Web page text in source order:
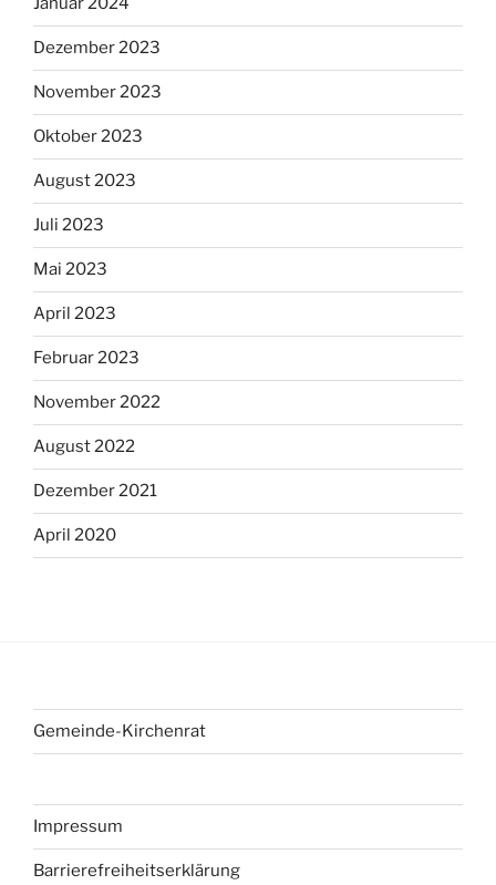
Dezember 2023
November 2023
Oktober 2023
August 2023
Juli 2023
Mai 2023
April 2023
Februar 2023
November 2022
August 2022
Dezember 2021
April 2020
Gemeinde-Kirchenrat
Impressum
Barrierefreiheitserklärung